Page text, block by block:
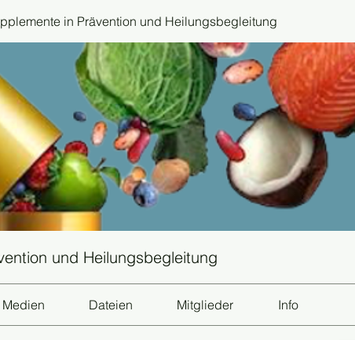
in Prävention und Heilungsbegleitung
und Heilungsbegleitung
Medien Dateien Mitglieder Info